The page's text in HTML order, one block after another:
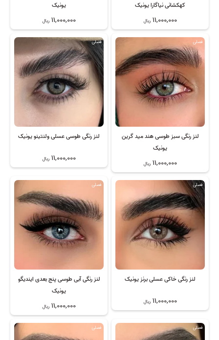
کهکشانی نیاگارا یونیک
11,000,000 ریال
یونیک
11,000,000 ریال
لنز رنگی سبز طوسی هند مید گرین
یونیک
11,000,000 ریال
فصلی
لنز رنگی طوسی عسلی ولنتینو یونیک
11,000,000 ریال
فصلی
لنز رنگی خاکی عسلی برنز یونیک
11,000,000 ریال
فصلی
لنز رنگی آبی طوسی پنج بعدی ایندیگو
یونیک
11,000,000 ریال
فصلی
فصلی فصلی